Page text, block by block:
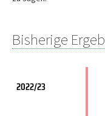
Bisherige
2022/23